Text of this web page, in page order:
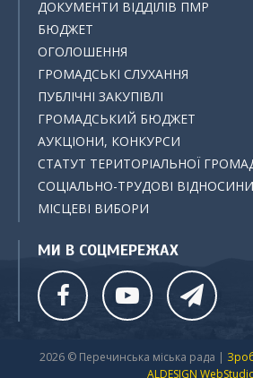
ДОКУМЕНТИ ВІДДІЛІВ ПМР
БЮДЖЕТ
ОГОЛОШЕННЯ
ГРОМАДСЬКІ СЛУХАННЯ
ПУБЛІЧНІ ЗАКУПІВЛІ
ГРОМАДСЬКИЙ БЮДЖЕТ
АУКЦІОНИ, КОНКУРСИ
СТАТУТ ТЕРИТОРІАЛЬНОЇ
СОЦІАЛЬНО-ТРУДОВІ ВІДНОСИНИ
МІСЦЕВІ ВИБОРИ
МИ В СОЦМЕРЕЖАХ
2026 © Перечинська міська рада |
ALDESIGN